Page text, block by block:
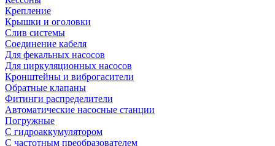
Крепление
Крышки и оголовки
Слив системы
Соединение кабеля
Для фекальных насосов
Для циркуляционных насосов
Кронштейны и виброгасители
Обратные клапаны
Фитинги распределители
Автоматические насосные станции
Погружные
С гидроаккумулятором
С частотным преобразователем